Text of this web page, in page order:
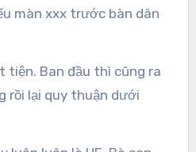
màn xxx trước bàn dân
tiện. Ban đầu thì cũng ra
rồi lại quy thuận dưới